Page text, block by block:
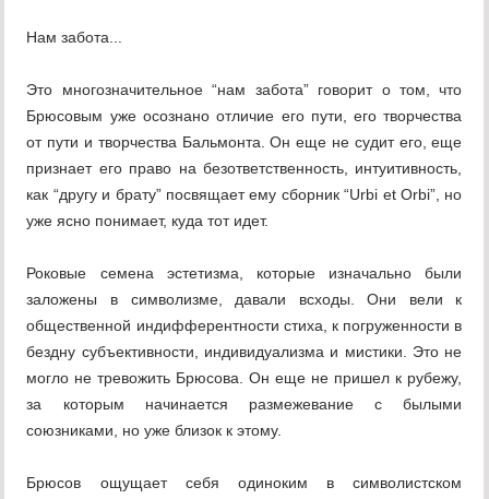
Нам забота...
Это многозначительное “нам забота” говорит о том, что
Брюсовым уже осознано отличие его пути, его творчества
от пути и творчества Бальмонта. Он еще не судит его, еще
признает его право на безответственность, интуитивность,
как “другу и брату” посвящает ему сборник “Urbi et Orbi”, но
уже ясно понимает, куда тот идет.
Роковые семена эстетизма, которые изначально были
заложены в символизме, давали всходы. Они вели к
общественной индифферентности стиха, к погруженности в
бездну субъективности, индивидуализма и мистики. Это не
могло не тревожить Брюсова. Он еще не пришел к рубежу,
за которым начинается размежевание с былыми
союзниками, но уже близок к этому.
Брюсов ощущает себя одиноким в символистском